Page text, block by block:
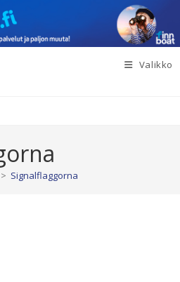
Valikko
> Signalflaggorna